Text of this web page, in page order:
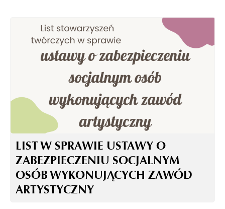
LIST W SPRAWIE USTAWY O
ZABEZPIECZENIU SOCJALNYM
OSÓB WYKONUJĄCYCH ZAWÓD
ARTYSTYCZNY